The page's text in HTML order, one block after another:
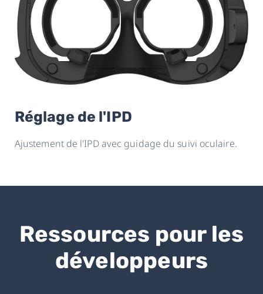
Réglage de l'IPD
Ajustement de l'IPD avec guidage du suivi oculaire.
Ressources pour les
développeurs